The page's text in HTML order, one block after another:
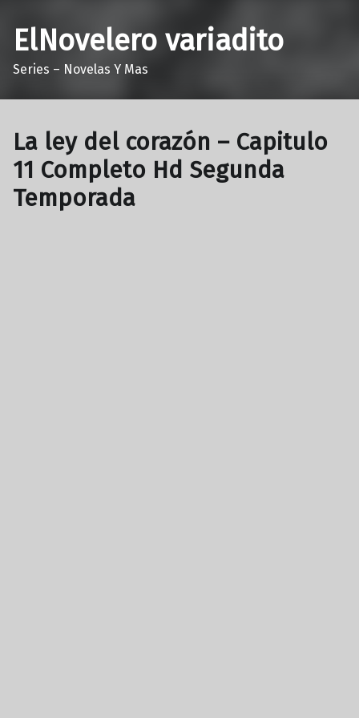
ElNovelero variadito
Series – Novelas Y Mas
La ley del corazón – Capitulo
11 Completo Hd Segunda
Temporada